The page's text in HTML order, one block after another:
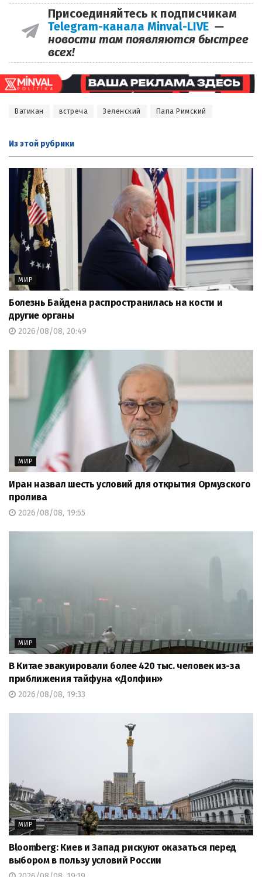
Присоединяйтесь к подписчикам
Telegram-канала Minval-LIVE —
новости там появляются быстрее
всех!
Ватикан встреча Зеленский Папа Римский
Из этой рубрики
МИР
Болезнь Байдена распространилась на кости и
другие органы
2026/08/08, 20:49
МИР
Иран назвал шесть условий для открытия Ормузского
пролива
2026/08/08, 19:55
МИР
В Китае эвакуировали более 420 тыс. человек из-за
приближения тайфуна «Долфин»
2026/08/08, 19:33
МИР
Bloomberg: Киев и Запад рискуют оказаться перед
выбором в пользу условий России